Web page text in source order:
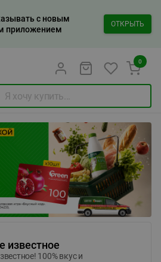
с новым
приложением
ОТКРЫТЬ
0
известное
100% вкус и